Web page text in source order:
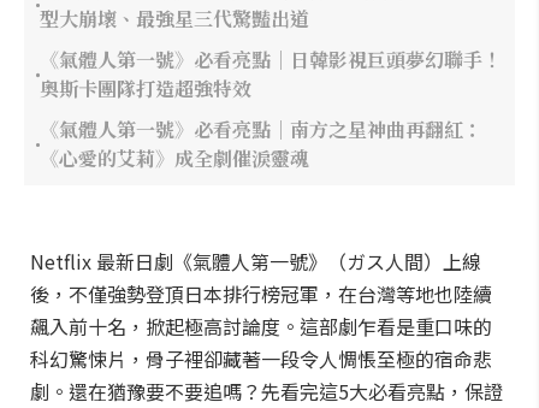
型大崩壞、最強星三代驚豔出道
《氣體人第一號》必看亮點｜日韓影視巨頭夢幻聯手！
奧斯卡團隊打造超強特效
《氣體人第一號》必看亮點｜南方之星神曲再翻紅：
《心愛的艾莉》成全劇催淚靈魂
Netflix 最新日劇《氣體人第一號》（ガス人間）上線
後，不僅強勢登頂日本排行榜冠軍，在台灣等地也陸續
飆入前十名，掀起極高討論度。這部劇乍看是重口味的
科幻驚悚片，骨子裡卻藏著一段令人惆悵至極的宿命悲
劇。還在猶豫要不要追嗎？先看完這5大必看亮點，保證